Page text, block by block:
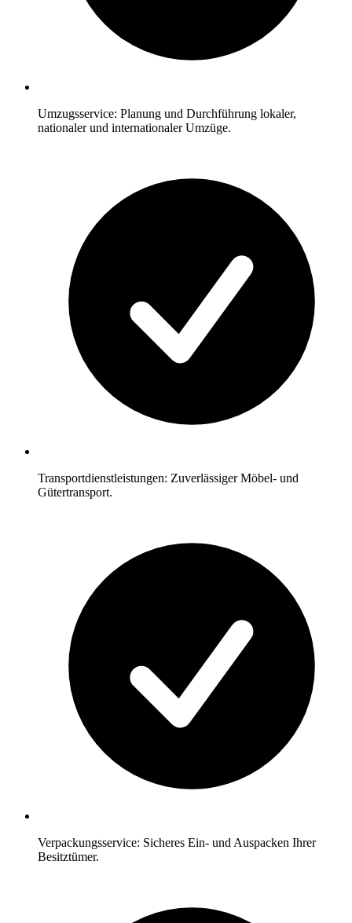
Umzugsservice: Planung und Durchführung lokaler,
nationaler und internationaler Umzüge.
Transportdienstleistungen: Zuverlässiger Möbel- und
Gütertransport.
Verpackungsservice: Sicheres Ein- und Auspacken Ihrer
Besitztümer.